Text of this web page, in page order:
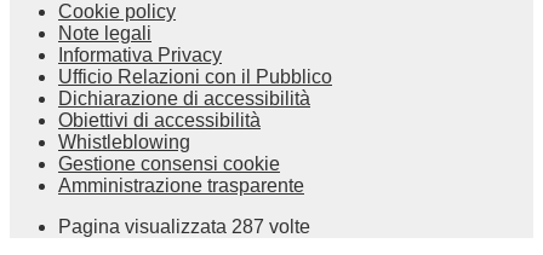
Cookie policy
Note legali
Informativa Privacy
Ufficio Relazioni con il Pubblico
Dichiarazione di accessibilità
Obiettivi di accessibilità
Whistleblowing
Gestione consensi cookie
Amministrazione trasparente
Pagina visualizzata 287 volte